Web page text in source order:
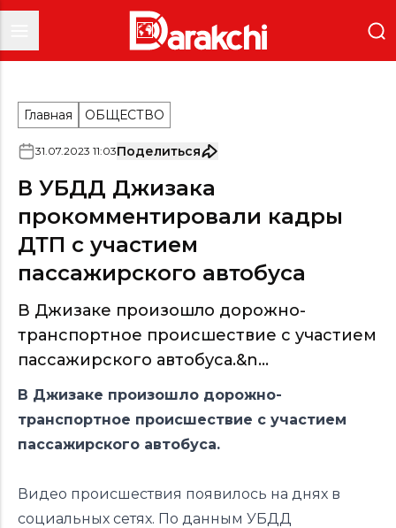
Главная ОБЩЕСТВО
31.07.2023 11:03Поделиться
В УБДД Джизака
прокомментировали кадры
ДТП с участием
пассажирского автобуса
В Джизаке произошло дорожно-
транспортное происшествие с участием
пассажирского автобуса.&n...
В Джизаке произошло дорожно-
транспортное происшествие с участием
пассажирского автобуса.
Видео происшествия появилось на днях в
социальных сетях. По данным УБДД